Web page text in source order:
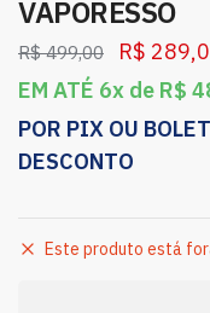
VAPORESSO
R$499,00 R$
EM ATÉ 6x de R$
POR PIX OU
DESCONTO
Este produto está